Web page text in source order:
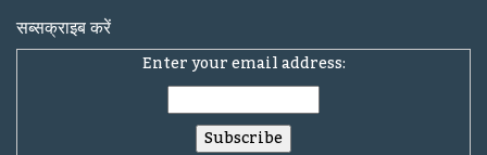
सब्सक्राइब करें
Enter your email address: